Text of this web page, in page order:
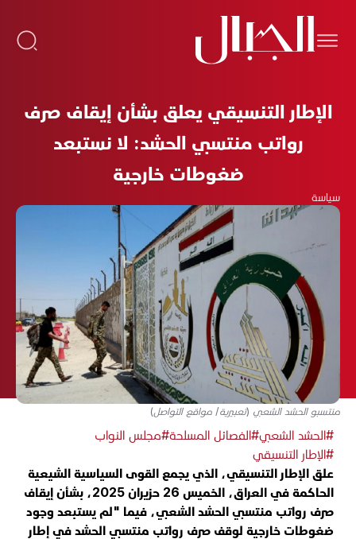
الإطار التنسيقي يعلق بشأن إيقاف صرف
رواتب منتسبي الحشد: لا نستبعد
ضغوطات خارجية
سياسة
منتسبو الحشد الشعبي (تعبيرية/ مواقع التواصل)
#الحشد الشعبي#الفصائل المسلحة#مجلس النواب
#الإطار التنسيقي
علق الإطار التنسيقي، الذي يجمع القوى السياسية الشيعية
الحاكمة في العراق، الخميس 26 حزيران 2025، بشأن إيقاف
صرف رواتب منتسبي الحشد الشعبي، فيما "لم يستبعد وجود
ضغوطات خارجية لوقف صرف رواتب منتسبي الحشد في إطار